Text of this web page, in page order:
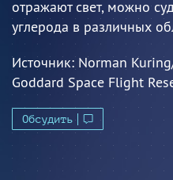
отражают свет, можно
углерода в различных
Источник:Norman
Goddard Space Flight
Обсудить